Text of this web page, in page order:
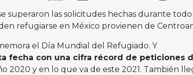
superaron las solicitudes hechas durante
refugiarse en México provienen de
el Día Mundial del Refugiado. Y
fecha con una cifra récord de peticiones
2020 y en lo que va de este 2021. También